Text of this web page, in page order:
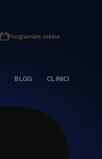
Programare online
BLOG CLINICI